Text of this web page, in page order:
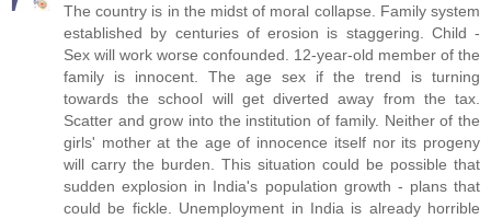
The country is in the midst of moral collapse. Family system
established by centuries of erosion is staggering. Child -
Sex will work worse confounded. 12-year-old member of the
family is innocent. The age sex if the trend is turning
towards the school will get diverted away from the tax.
Scatter and grow into the institution of family. Neither of the
girls' mother at the age of innocence itself nor its progeny
will carry the burden. This situation could be possible that
sudden explosion in India's population growth - plans that
could be fickle. Unemployment in India is already horrible